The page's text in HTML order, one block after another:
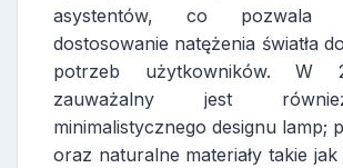
asystentów, co pozwala
dostosowanie natężenia światła
potrzeb użytkowników. W
zauważalny jest
minimalistycznego designu lamp;
oraz naturalne materiały takie